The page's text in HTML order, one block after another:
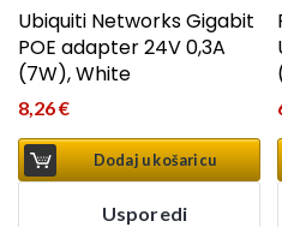
Ubiquiti Networks Gigabit
POE adapter 24V 0,3A
(7W), White
8,26€
Dodaj u košaricu
Usporedi